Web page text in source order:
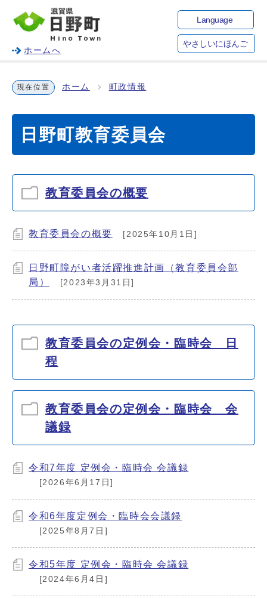
ホームへ
Language
やさしいにほんご
現在位置 ホーム 町政情報
日野町教育委員会
教育委員会の概要
教育委員会の概要 [2025年10月1日]
日野町障がい者活躍推進計画（教育委員会部
局）
[2023年3月31日]
教育委員会の定例会・臨時会 日
程
教育委員会の定例会・臨時会 会
議録
令和7年度 定例会・臨時会 会議録
[2026年6月17日]
令和6年度定例会・臨時会会議録
[2025年8月7日]
令和5年度 定例会・臨時会 会議録
[2024年6月4日]